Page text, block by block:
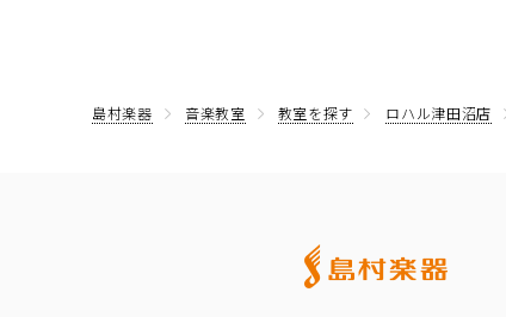
島村楽器 音楽教室 教室を探す ロハル津田沼店